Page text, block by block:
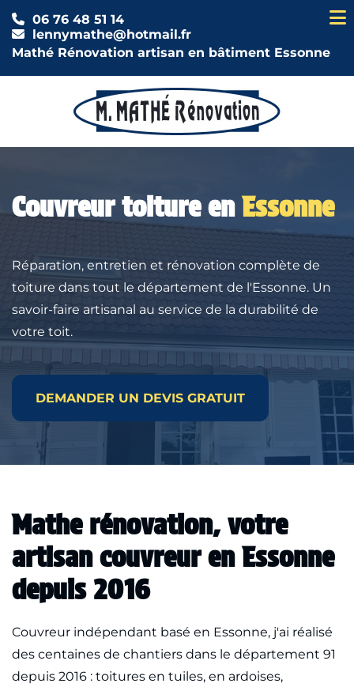
06 76 48 51 14
lennymathe@hotmail.fr
Mathé Rénovation artisan en bâtiment Essonne
Couvreur toiture enEssonne
Réparation, entretien et rénovation complète de
toiture dans tout le département de l'Essonne. Un
savoir-faire artisanal au service de la durabilité de
votre toit.
DEMANDER UN DEVIS GRATUIT
Mathe rénovation, votre
artisan couvreur en Essonne
depuis 2016
Couvreur indépendant basé en Essonne, j'ai réalisé
des centaines de chantiers dans le département 91
depuis 2016 : toitures en tuiles, en ardoises,